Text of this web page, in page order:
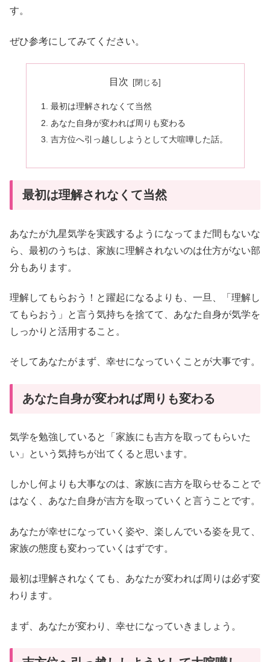
す。
ぜひ参考にしてみてください。
目次
最初は理解されなくて当然
あなた自身が変われば周りも変わる
吉方位へ引っ越ししようとして大喧嘩した話。
最初は理解されなくて当然
あなたが九星気学を実践するようになってまだ間もないな
ら、最初のうちは、家族に理解されないのは仕方がない部
分もあります。
理解してもらおう！と躍起になるよりも、一旦、「理解し
てもらおう」と言う気持ちを捨てて、あなた自身が気学を
しっかりと活用すること。
そしてあなたがまず、幸せになっていくことが大事です。
あなた自身が変われば周りも変わる
気学を勉強していると「家族にも吉方を取ってもらいた
い」という気持ちが出てくると思います。
しかし何よりも大事なのは、家族に吉方を取らせることで
はなく、あなた自身が吉方を取っていくと言うことです。
あなたが幸せになっていく姿や、楽しんでいる姿を見て、
家族の態度も変わっていくはずです。
最初は理解されなくても、あなたが変われば周りは必ず変
わります。
まず、あなたが変わり、幸せになっていきましょう。